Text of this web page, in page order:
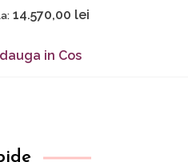
14.570,00 lei
in Cos